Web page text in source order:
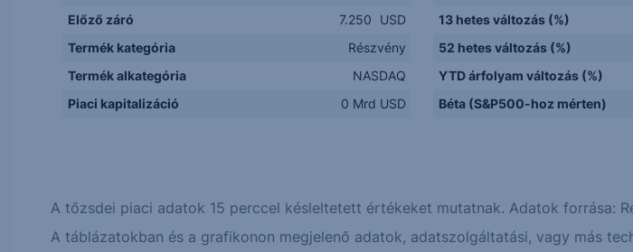
Előző záró
7.250
USD
Termék kategória
Részvény
Termék alkategória
NASDAQ
Piaci kapitalizáció
0 Mrd USD
13 hetes változás (%)
52 hetes változás (%)
YTD árfolyam változás (%)
Béta (S&P500-hoz mérten)
A tőzsdei piaci adatok 15 perccel késleltetett értékeket mutatnak. Adatok forrása:
A táblázatokban és a grafikonon megjelenő adatok, adatszolgáltatási, vagy más